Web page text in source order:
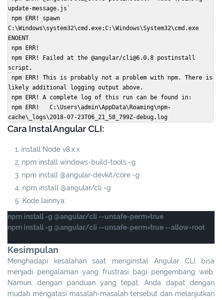
update-message.js`
C:\Windows\system32\cmd.exe;C:\Windows\System32\cmd.exe
ENOENT
script.
likely additional logging output above.
cache\_logs\2018-07-23T06_21_58_799Z-debug.log
Cara Instal Angular CLI:
install Node v8.x.x
npm install windows-build-tools -g
npm install @angular-devkit/core -g
npm install @angular/cli -g
Kode lainnya:
npm install -g @angular/cli --unsafe-perm=true
npm install -g @angular/cli --unsafe-perm=true --allow-root
Kesimpulan
Menghadapi kesalahan saat menginstal Angular CLI bisa
menjadi pengalaman yang frustrasi bagi pengembang web.
Namun, dengan panduan yang tepat, Anda dapat dengan
mudah mengatasi masalah-masalah tersebut dan melanjutkan